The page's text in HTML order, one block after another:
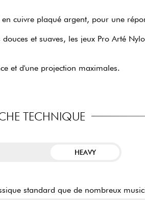
cuivre plaqué argent, pour une
et suaves, les jeux Pro Arté
et d'une projection maximales.
TECHNIQUE
HEAVY
standard que de nombreux